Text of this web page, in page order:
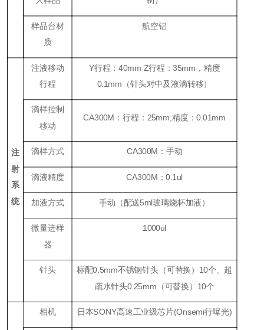
样品台材
质
航空铝
注
射
系
统
注液移动
行程
Y行程：40mm Z行程：35mm，精度
0.1mm（针头对中及液滴转移）
滴样控制
移动
CA300M：行程：25mm,精度：0.01mm
滴样方式 CA300M：手动
滴液精度 CA300M：0.1ul
加液方式 手动（配送5ml玻璃烧杯加液）
微量进样
器
1000ul
针头 标配0.5mm不锈钢针头（可替换）10个、超
疏水针头0.25mm（可替换）10个
相机 日本SONY高速工业级芯片(Onsemi行曝光)